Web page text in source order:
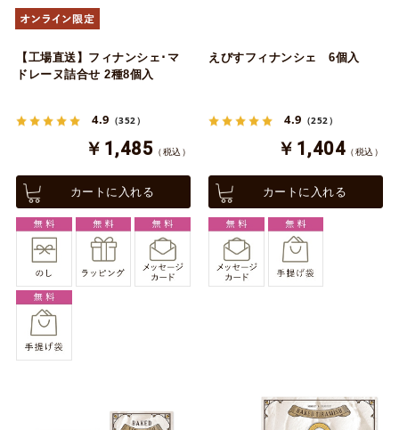
【工場直送】フィナンシェ･マ
ドレーヌ詰合せ 2種8個入
4.9 （352）
￥1,485 （税込）
カートに入れる
えびすフィナンシェ 6個入
4.9 （252）
￥1,404 （税込）
カートに入れる